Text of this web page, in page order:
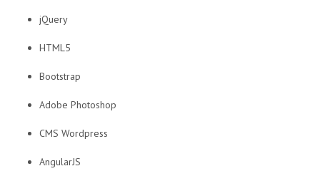
jQuery
HTML5
Bootstrap
Adobe Photoshop
CMS Wordpress
AngularJS